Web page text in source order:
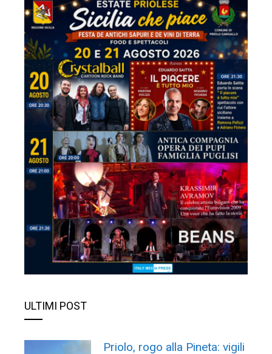
ULTIMI POST
Priolo, rogo alla Pineta: vigili